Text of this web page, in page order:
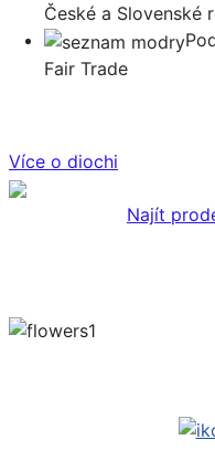
České a Slovenské
Fair Trade
Více o diochi
Najít